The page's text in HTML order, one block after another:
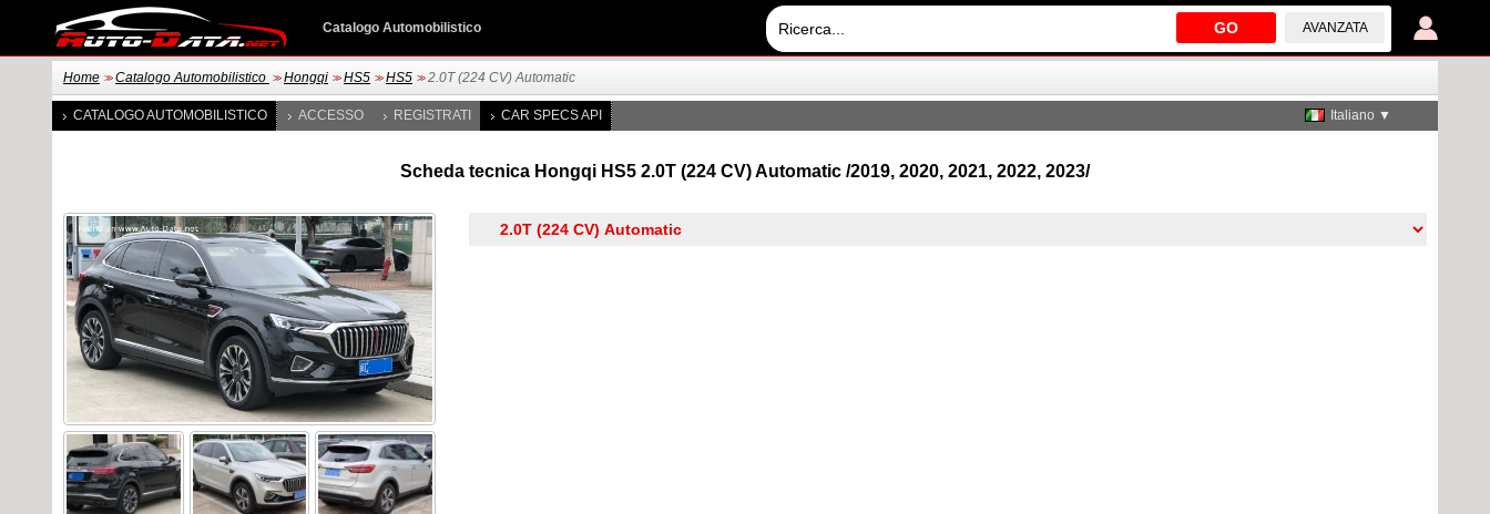
GO AVANZATA
Catalogo Automobilistico
Home >> Catalogo Automobilistico >> Hongqi >> HS5 >> HS5 >> 2.0T (224 CV) Automatic
CATALOGO AUTOMOBILISTICO ACCESSO REGISTRATI CAR SPECS API Italiano ▼
Scheda tecnica Hongqi HS5 2.0T (224 CV) Automatic /2019, 2020, 2021, 2022, 2023/